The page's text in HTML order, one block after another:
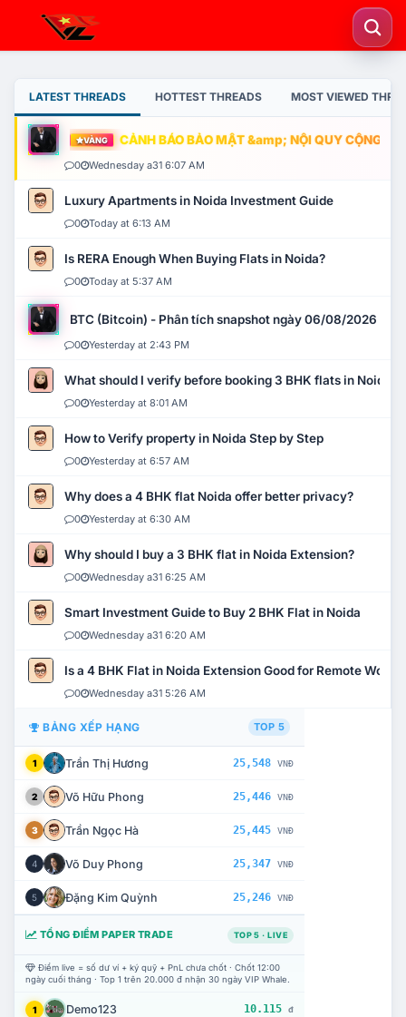
LATEST THREADS HOTTEST THREADS MOST VIEWED
VÀNG CẢNH BÁO BẢO MẬT &amp; NỘI QUY CỘNG
0 Wednesday a31 6:07 AM
Luxury Apartments in Noida Investment Guide
0 Today at 6:13 AM
Is RERA Enough When Buying Flats in Noida?
0 Today at 5:37 AM
BTC (Bitcoin) - Phân tích snapshot ngày 06/08/2026
0 Yesterday at 2:43 PM
What should I verify before booking 3 BHK flats in Noida?
0 Yesterday at 8:01 AM
How to Verify property in Noida Step by Step
0 Yesterday at 6:57 AM
Why does a 4 BHK flat Noida offer better privacy?
0 Yesterday at 6:30 AM
Why should I buy a 3 BHK flat in Noida Extension?
0 Wednesday a31 6:25 AM
Smart Investment Guide to Buy 2 BHK Flat in Noida
0 Wednesday a31 6:20 AM
Is a 4 BHK Flat in Noida Extension Good for Remote Work?
0 Wednesday a31 5:26 AM
BẢNG XẾP HẠNG TOP 5
1 Trần Thị Hương 25,548 VNĐ
2 Võ Hữu Phong 25,446 VNĐ
3 Trần Ngọc Hà 25,445 VNĐ
4 Võ Duy Phong 25,347 VNĐ
5 Đặng Kim Quỳnh 25,246 VNĐ
TỔNG ĐIỂM PAPER TRADE TOP 5 · LIVE
Điểm live = số dư ví + ký quỹ + PnL chưa chốt · Chốt 12:00
ngày cuối tháng · Top 1 trên 20.000 đ nhận 30 ngày VIP Whale.
1 Demo123 10.115 đ